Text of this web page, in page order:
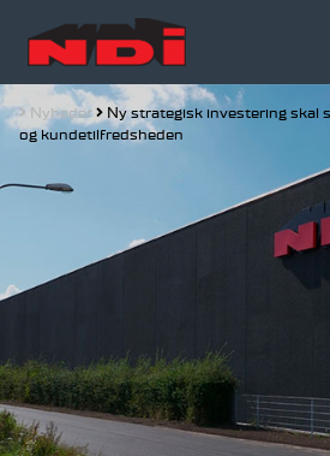
Nyheder
Ny strategisk investering skal
og kundetilfredsheden